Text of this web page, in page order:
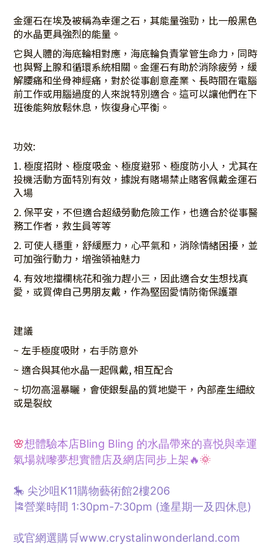
金運石在埃及被稱為幸運之石，其能量強勁，比一般黑色
的水晶更具強烈的能量。
它與人體的海底輪相對應，海底輪負責掌管生命力，同時
也與腎上腺和循環系統相關。金運石有助於消除疲勞，緩
解腰痛和坐骨神經痛，對於從事創意產業、長時間在電腦
前工作或用腦過度的人來說特別適合。這可以讓他們在下
班後能夠放鬆休息，恢復身心平衡。
功效:
1. 極度招財、極度吸金、極度避邪、極度防小人 ，尤其在
投機活動方面特別有效，據說有賭場禁止賭客佩戴金運石
入場
2. 保平安，不但適合超級勞動危險工作，也適合於從事醫
務工作者，救生員等等
2. 可使人穩重，舒緩壓力，心平氣和，消除情緒困擾，並
可加強行動力，增強領袖魅力
4. 有效地擋欄桃花和強力趕小三，因此適合女生想找真
愛，或買俾自己男朋友戴，作為堅固愛情防衛保護罩
建議
~ 左手極度吸財，右手防意外
~ 適合與其他水晶一起佩戴,相互配合
~ 切勿高溫暴曬，會使銀髮晶的質地變干，內部產生細紋
或是裂紋
🌸想體驗本店Bling Bling 的水晶帶來的喜悦與幸運
氣場就嚟夢想實體店及網店同步上架🔥🌞
🎠 尖沙咀K11購物藝術館2樓206
🎏營業時間 1:30pm-7:30pm (逢星期一及四休息)
或官網選購🛒www.crystalinwonderland.com